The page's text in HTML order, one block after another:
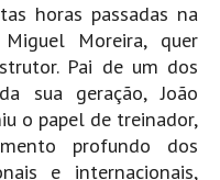
horas passadas na
Moreira, quer
Pai de um dos
sua geração, João
o papel de treinador,
profundo dos
e internacionais,